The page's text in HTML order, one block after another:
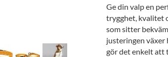
Ge din valp en
trygghet, kvalitet
som sitter
justeringen växer
gör det enkelt att